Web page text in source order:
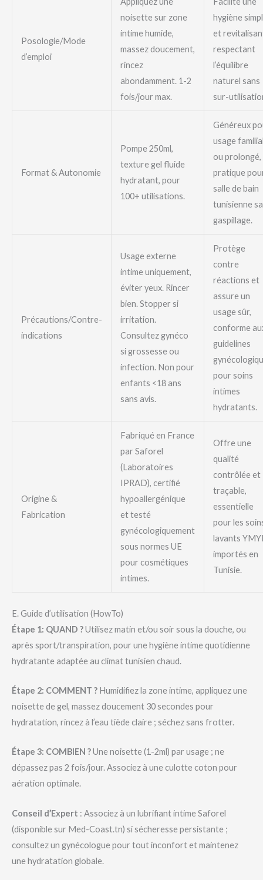
Posologie/Mode
d’emploi
noisette sur zone
intime humide,
massez doucement,
rincez
abondamment. 1-2
fois/jour max.
hygiène
et
respectant
l’équilibre
naturel sans
sur-
Format & Autonomie
Pompe 250ml,
texture gel fluide
hydratant, pour
100+ utilisations.
Généreux
usage
ou prolongé,
pratique
salle de bain
tunisienne
gaspillage.
Précautions/Contre-
indications
Usage externe
intime uniquement,
éviter yeux. Rincer
bien. Stopper si
irritation.
Consultez gynéco
si grossesse ou
infection. Non pour
enfants <18 ans
sans avis.
Protège
contre
réactions et
assure un
usage sûr,
conforme
guidelines
pour soins
intimes
hydratants.
Origine &
Fabrication
Fabriqué en France
par Saforel
(Laboratoires
IPRAD), certifié
hypoallergénique
et testé
gynécologiquement
sous normes UE
pour cosmétiques
intimes.
Offre une
qualité
contrôlée et
traçable,
essentielle
pour les
lavants
importés en
Tunisie.
E. Guide d’utilisation (HowTo)
Étape 1: QUAND ?Utilisez matin et/ou soir sous la douche, ou
après sport/transpiration, pour une hygiène intime quotidienne
hydratante adaptée au climat tunisien chaud.
Étape 2: COMMENT ? Humidifiez la zone intime, appliquez une
noisette de gel, massez doucement 30 secondes pour
hydratation, rincez à l’eau tiède claire ; séchez sans frotter.
Étape 3: COMBIEN ?Une noisette (1-2ml) par usage ; ne
dépassez pas 2 fois/jour. Associez à une culotte coton pour
aération optimale.
Conseil d’Expert : Associez à un lubrifiant intime Saforel
(disponible sur Med-Coast.tn) si sécheresse persistante ;
consultez un gynécologue pour tout inconfort et maintenez
une hydratation globale.